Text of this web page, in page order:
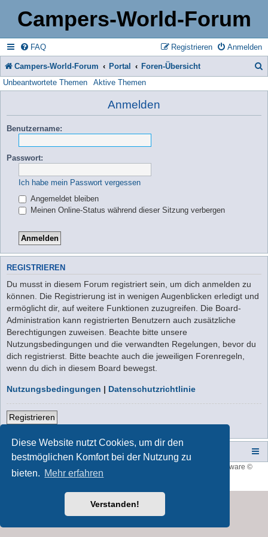
Diese Website nutzt Cookies, um dir den
bestmöglichen Komfort bei der Nutzung zu
bieten. Mehr erfahren
Verstanden!
Campers-World-Forum
FAQ Anmelden
Registrieren
Campers-World-Forum Portal Foren-Übersicht
Unbeantwortete Themen Aktive Themen
Anmelden
Benutzername:
Passwort:
Ich habe mein Passwort vergessen
Angemeldet bleiben
Meinen Online-Status während dieser Sitzung verbergen
REGISTRIEREN
Du musst in diesem Forum registriert sein, um dich anmelden zu
können. Die Registrierung ist in wenigen Augenblicken erledigt und
ermöglicht dir, auf weitere Funktionen zuzugreifen. Die Board-
Administration kann registrierten Benutzern auch zusätzliche
Berechtigungen zuweisen. Beachte bitte unsere
Nutzungsbedingungen und die verwandten Regelungen, bevor du
dich registrierst. Bitte beachte auch die jeweiligen Forenregeln,
wenn du dich in diesem Board bewegst.
Nutzungsbedingungen | Datenschutzrichtlinie
Registrieren
Campers-World-Forum Portal Foren-Übersicht
® Forum Software ©